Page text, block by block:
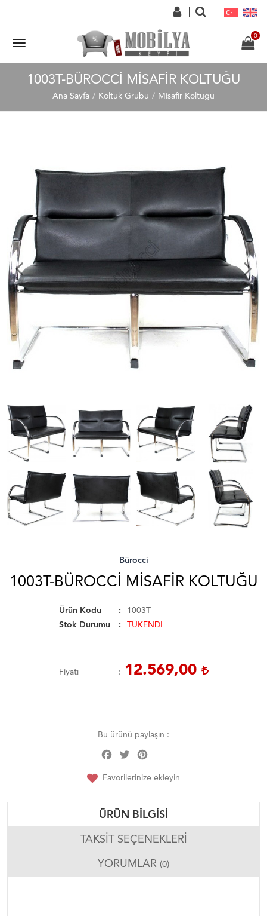
1003T-BÜROCCI MISAFIR KOLTUĞU
Ana Sayfa Koltuk Grubu Misafir Koltuğu
Bürocci
1003T-BÜROCCI MISAFIR KOLTUĞU
Ürün Kodu
1003T
Stok Durumu
TÜKENDİ
Fiyatı 12.569,00
Bu ürünü paylaşın :
Facebook
Twitter
Favorilerinize ekleyin
ÜRÜN BILGISI
TAKSIT SEÇENEKLERI
YORUMLAR (0)